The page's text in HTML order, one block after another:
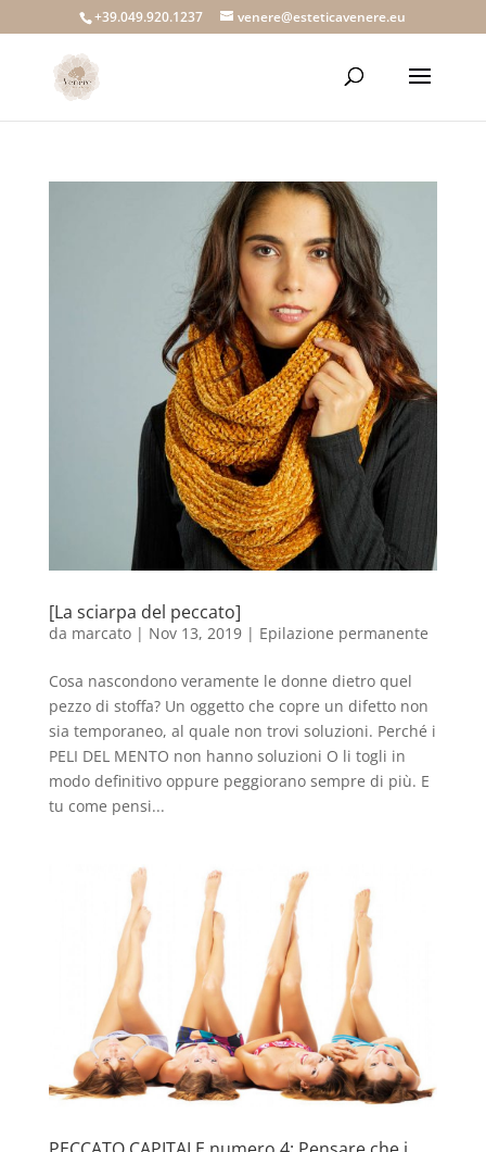
+39.049.920.1237 venere@esteticavenere.eu
[La sciarpa del peccato]
da marcato| Nov 13, 2019| Epilazione permanente
Cosa nascondono veramente le donne dietro quel
pezzo di stoffa? Un oggetto che copre un difetto non
sia temporaneo, al quale non trovi soluzioni. Perché i
PELI DEL MENTO non hanno soluzioni O li togli in
modo definitivo oppure peggiorano sempre di più. E
tu come pensi...